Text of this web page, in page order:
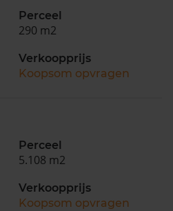
Perceel
290 m2
Verkoopprijs
Koopsom opvragen
Perceel
5.108 m2
Verkoopprijs
Koopsom opvragen